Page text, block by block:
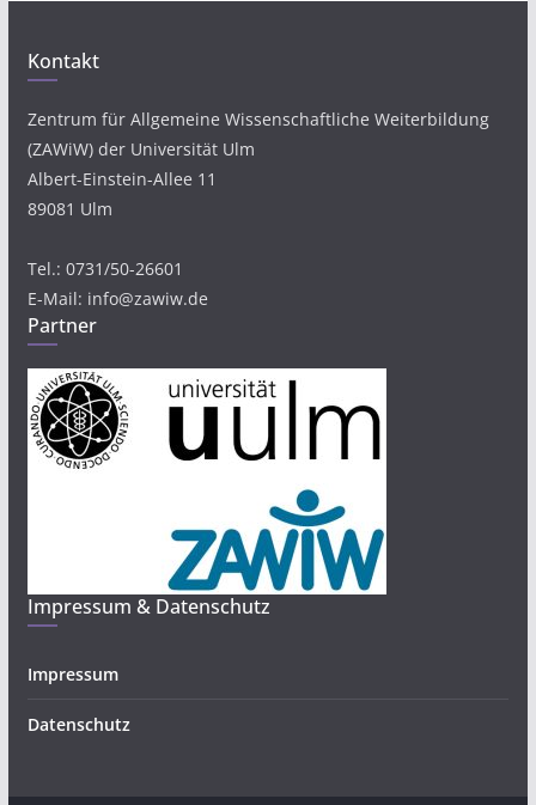
Kontakt
Zentrum für Allgemeine Wissenschaftliche Weiterbildung
(ZAWiW) der Universität Ulm
Albert-Einstein-Allee 11
89081 Ulm
Tel.: 0731/50-26601
E-Mail: info@zawiw.de
Partner
Impressum & Datenschutz
Impressum
Datenschutz